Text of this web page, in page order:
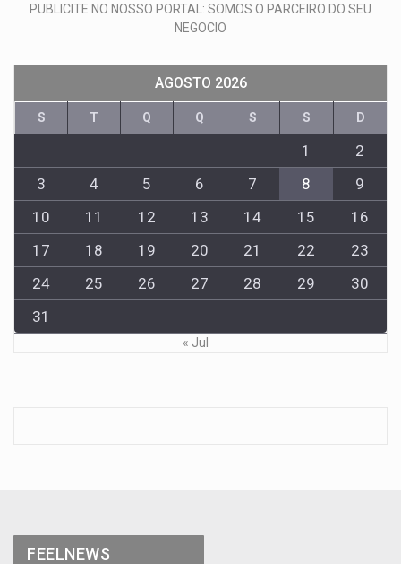
PUBLICITE NO NOSSO PORTAL: SOMOS O PARCEIRO DO SEU
NEGOCIO
AGOSTO 2026
S T Q Q S S D
1
2
3
4 5 6 7 8
9
10
11 12 13 14 15
16
17
18 19 20 21 22
23
24
25 26 27 28 29
30
31
« Jul
FEELNEWS